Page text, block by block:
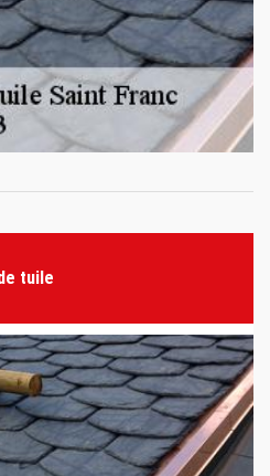
tuile